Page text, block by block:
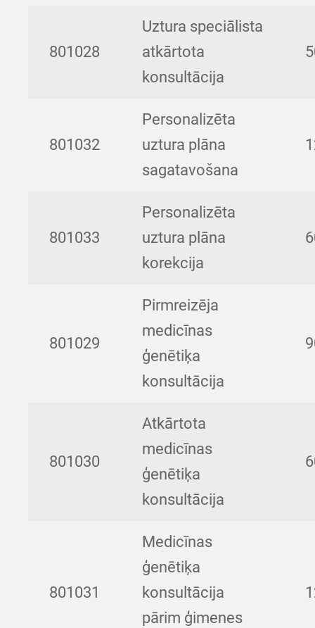
801028
Uztura speciālista
atkārtota
konsultācija
801032
Personalizēta
uztura plāna
sagatavošana
801033
Personalizēta
uztura plāna
korekcija
801029
Pirmreizēja
medicīnas
ģenētiķa
konsultācija
801030
Atkārtota
medicīnas
ģenētiķa
konsultācija
801031
Medicīnas
ģenētiķa
konsultācija
pārim ģimenes